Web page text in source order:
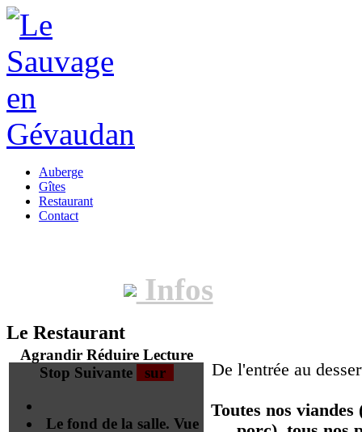
Auberge
Gîtes
Restaurant
Contact
Infos
Le Restaurant
Agrandir Réduire Lecture
Stop Suivante sur
Le fond de la salle. Vue
De l'entrée au
Toutes nos